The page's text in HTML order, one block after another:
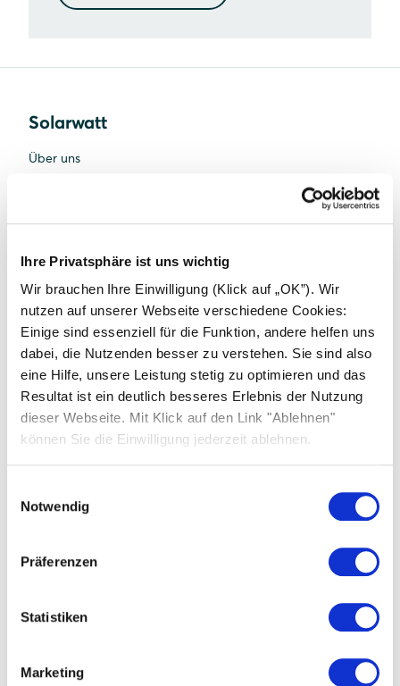
Ihre Privatsphäre ist uns wichtig
Wir brauchen Ihre Einwilligung (Klick auf „OK”). Wir
nutzen auf unserer Webseite verschiedene Cookies:
Einige sind essenziell für die Funktion, andere helfen uns
dabei, die Nutzenden besser zu verstehen. Sie sind also
eine Hilfe, unsere Leistung stetig zu optimieren und das
Resultat ist ein deutlich besseres Erlebnis der Nutzung
dieser Webseite. Mit Klick auf den Link "Ablehnen"
können Sie die Einwilligung jederzeit ablehnen.
Notwendig
Präferenzen
Statistiken
Marketing
Solarwatt
Über uns
Nachhaltigkeit
Standorte
Karriere
News
Presse
FAQ Solarwatt
Ratgeber
Kategorie E-Mobilität